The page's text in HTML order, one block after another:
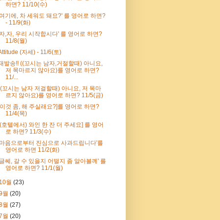
하면? 11/10(수)
기에, 차 세워도 돼요?' 를 영어로 하면?
- 11/9(화)
,자, 우리 시작합시다' 를 영어로 하면?
11/8(월)
(자세) - 11/6(토)
발송!! ((꼬시는 남자,거절할때) 아니요,
저 목마르지 않아요)를 영어로 하면?
11/...
꼬시는 남자 저걸할때) 아니요, 저 목마
르지 않아요)를 영어로 하면? 11/5(금)
것 좀, 해 주실래요?]를 영어로 하면?
11/4(목)
호텔에서) 와인 한 잔 더 주세요] 를 영어
로 하면? 11/3(수)
음으로부터 진심으로 사과드립니다'를
영어로 하면 11/2(화)
쎄, 갈 수 있을지 어떨지 좀 알아볼께' 를
영어로 하면? 11/1(월)
10월(23)
월(20)
월(27)
월(20)